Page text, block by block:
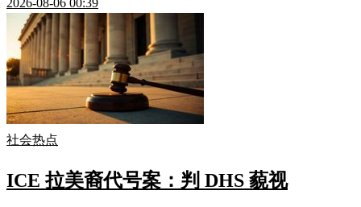
2026-08-06 00:39
社会热点
ICE 拉美裔代号案：判 DHS 藐视